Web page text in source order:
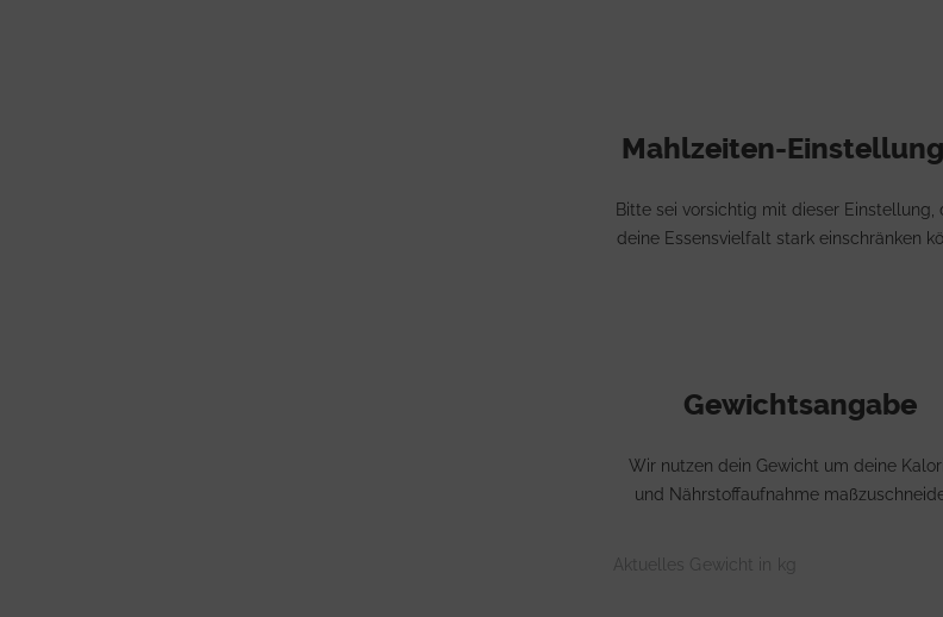
Mahlzeiten-
Bitte sei vorsichtig mit dieser Einstellung,
deine Essensvielfalt stark einschränken
Gewichtsangabe
Wir nutzen dein Gewicht um deine
und Nährstoffaufnahme
Aktuelles Gewicht in kg